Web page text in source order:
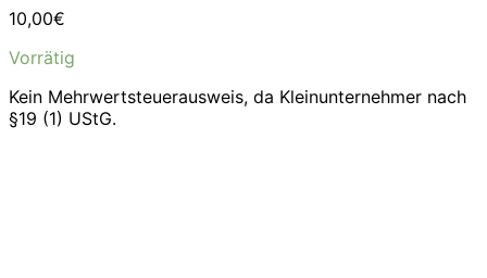
10,00€
Vorrätig
Kein Mehrwertsteuerausweis, da Kleinunternehmer nach
§19 (1) UStG.